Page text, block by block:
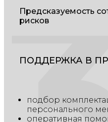
Предсказуемость
рисков
ПОДДЕРЖКА В
подбор
персонального
оперативная